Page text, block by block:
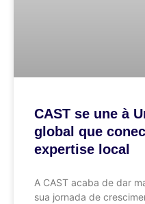
CAST se une à
global que
expertise local
A CAST acaba de dar
sua jornada de